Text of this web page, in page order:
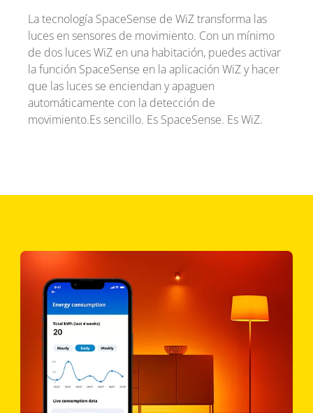
La tecnología SpaceSense de WiZ transforma las
luces en sensores de movimiento. Con un mínimo
de dos luces WiZ en una habitación, puedes activar
la función SpaceSense en la aplicación WiZ y hacer
que las luces se enciendan y apaguen
automáticamente con la detección de
movimiento.Es sencillo. Es SpaceSense. Es WiZ.